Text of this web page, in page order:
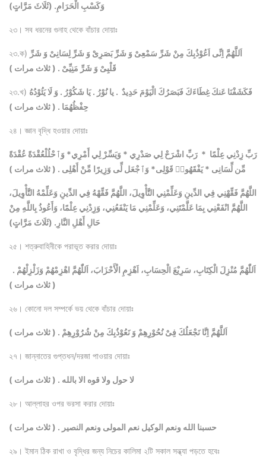
وَكَسْبِ الْحَرَامِ. (ثَلَاثَ مَرَّاتٍ)
২৩। সব ধরনের গুনাহ থেকে বাঁচার দোয়াঃ
২৩.ক) اَللَّهُمَّ اِنِّى اَعُوْذُبِكَ مِنْ شَرِّ سَمْعِىْ وَ شَرِّ بَصَرِىْ وَ شَرِّ لِسَانِىْ وَ شَرِّ
قَلْبِىْ وَ شَرِّ مَنِيِّىْ . ( ثلاث مرات )
২৩.খ) فَكَشَفْنَا عَنكَ غِطَاءَكَ فَبَصَرُكَ الْيَوْمَ حَدِيدٌ . يا نُوْرُ . يَا شَكُوْرُ . وَ لَا يَئُوْدُهُ
২৪। জ্ঞান বৃদ্ধি হওয়ার দোয়াঃ
رَبِّ زِدْنِي عِلْمًا * رَبِّ اشْرَحْ لِي صَدْرِي * وَيَسِّرْ لِي أَمْرِي* وَٱحْلُلْعُقْدَةً عُقْدَةً
مِّن لِّسَانِى * يَفْقَهُوا۟ قَوْلِى* وَٱجْعَل لِّى وَزِيرًا مِّنْ أَهْلِى . ( ثلاث مرات )
اللَّهُمَّ فَقِّهْنِي فِي الدِّينِ وَعَلِّمْنِي التَّأْوِيلَ، اللَّهُمَّ فَقِّهْهُ فِي الدِّينِ وَعَلِّمْهُ التَّأْوِيلَ،
اللَّهُمَّ انْفَعْنِي بِمَا عَلَّمْتَنِي، وَعَلِّمْنِي مَا يَنْفَعُنِي، وَزِدْنِي عِلْمًا، وَأَعُوذُ بِاللَّهِ مِنْ
حَالِ أَهْلِ النَّارِ. (ثَلَاثَ مَرَّاتٍ)
২৫। শত্রুবাহিনীকে পরাভূত করার দোয়াঃ
( ثلاث مرات )
২৬। কোনো দল সম্পর্কে ভয় থেকে বাঁচার দোয়াঃ
اَللَّهُمَّ اِنَّا نَجْعَلُكَ فِىْ نُحُوْرِهِمْ وَ نَعُوْذُبِكَ مِنْ شُرُوْرِهِمْ . ( ثلاث مرات )
২৭। জান্নাতের গুপ্তধন/দরজা পাওয়ার দোয়াঃ
لا حول ولا قوه الا بالله . ( ثلاث مرات )
২৮। আল্লাহর ওপর ভরসা করার দোয়াঃ
حسبنا الله ونعم الوكيل نعم المولى ونعم النصير . ( ثلاث مرات )
২৯। ইমান ঠিক রাখা ও বৃদ্ধির জন্য নিচের কালিমা ২টি সকাল সন্ধ্যা পড়তে হবেঃ